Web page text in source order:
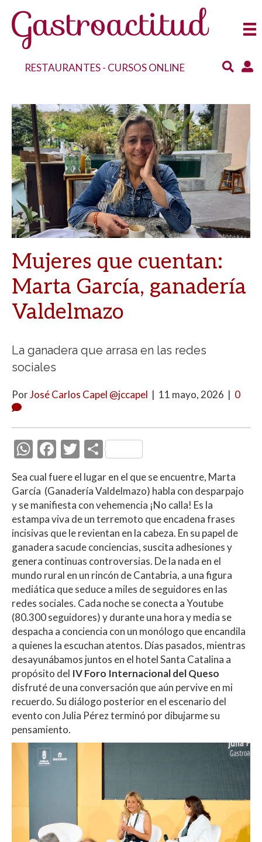
RESTAURANTES- CURSOS ONLINE
Mujeres que cuentan:
Marta García, ganadería
Valdelmazo
La ganadera que arrasa en las redes
sociales
PorJosé Carlos Capel @jccapel | 11 mayo, 2026 | 0
W
at
s
A
p
p
F
e
b
o
o
k
T
w
itt
er
C
m
p
ar
ti
r
Sea cual fuere el lugar en el que se encuentre, Marta
García (Ganadería Valdelmazo) habla con desparpajo
y se manifiesta con vehemencia ¡No calla! Es la
estampa viva de un terremoto que encadena frases
incisivas que le revientan en la cabeza. En su papel de
ganadera sacude conciencias, suscita adhesiones y
genera continuas controversias. De la nada en el
mundo rural en un rincón de Cantabria, a una figura
mediática que seduce a miles de seguidores en las
redes sociales. Cada noche se conecta a Youtube
(80.300 seguidores) y durante una hora y media se
despacha a conciencia con un monólogo que encandila
a quienes la escuchan atentos. Días pasados, mientras
desayunábamos juntos en el hotel Santa Catalina a
propósito del IV Foro Internacional del Queso
disfruté de una conversación que aún pervive en mi
recuerdo. Su diálogo posterior en el escenario del
evento con Julia Pérez terminó por dibujarme su
pensamiento.